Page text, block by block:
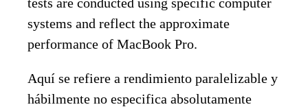
systems and reflect the approximate
performance of MacBook Pro.
Aquí se refiere a rendimiento paralelizable y
hábilmente no especifica absolutamente